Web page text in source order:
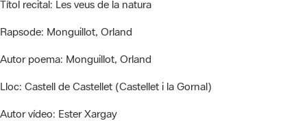
Títol recital: Les veus de la natura
Rapsode: Monguillot, Orland
Autor poema: Monguillot, Orland
Lloc: Castell de Castellet (Castellet i la Gornal)
Autor vídeo: Ester Xargay